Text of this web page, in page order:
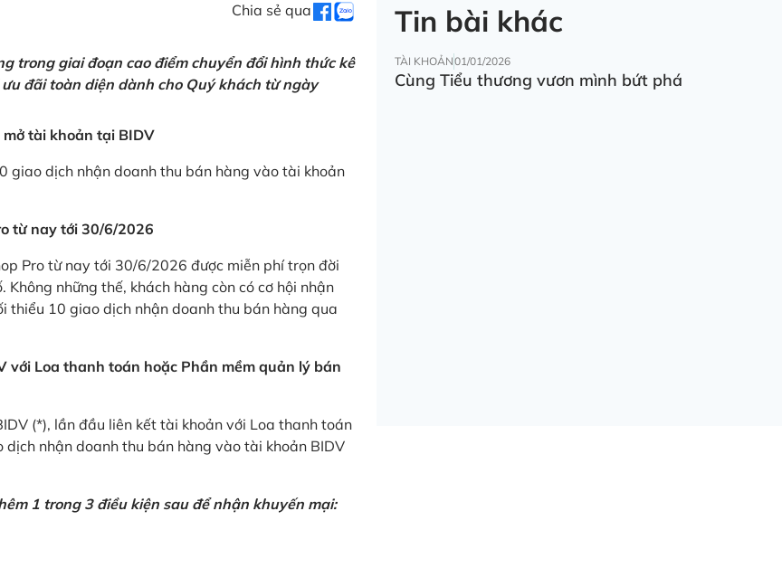
Chia sẻ qua
trong giai đoạn cao điểm chuyển đổi hình thức kê
đãi toàn diện dành cho Quý khách từ ngày
tài khoản tại BIDV
giao dịch nhận doanh thu bán hàng vào tài khoản
từ nay tới 30/6/2026
Pro từ nay tới 30/6/2026 được miễn phí trọn đời
những thế, khách hàng còn có cơ hội nhận
thiểu 10 giao dịch nhận doanh thu bán hàng qua
Loa thanh toán hoặc Phần mềm quản lý bán
(*), lần đầu liên kết tài khoản với Loa thanh toán
nhận doanh thu bán hàng vào tài khoản BIDV
1 trong 3 điều kiện sau để nhận khuyến mại:
Tin bài khác
TÀI KHOẢN01/01/2026
Cùng Tiểu thương vươn mình bứt phá